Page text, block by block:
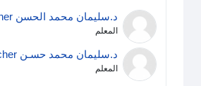
د.سليمان محمد الحسن Teacher
المعلم
د.سليمان محمد حسـن Teacher
المعلم